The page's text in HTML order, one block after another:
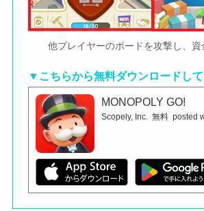
他プレイヤーのボードを攻撃し、資
▼こちらから無料ダウンロードし
MONOPOLY GO!
Scopely, Inc. 無料 posted